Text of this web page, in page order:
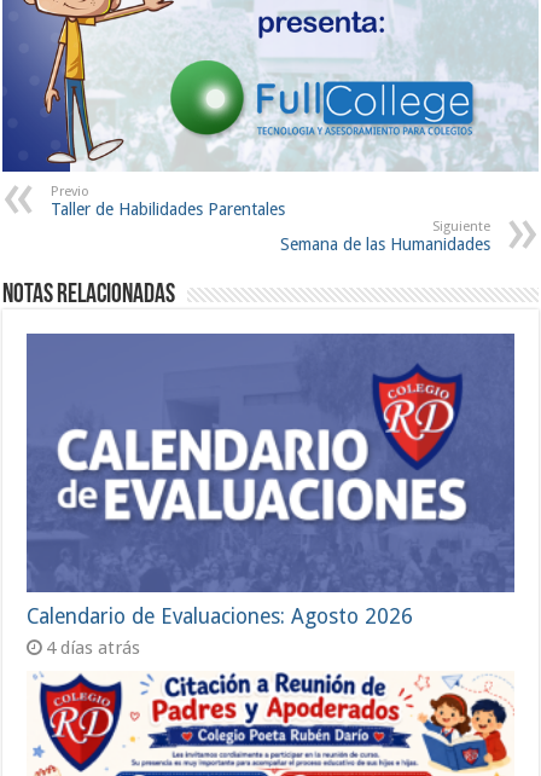
Previo
Taller de Habilidades Parentales
Siguiente
Semana de las Humanidades
Notas Relacionadas
Calendario de Evaluaciones: Agosto 2026
4 días atrás